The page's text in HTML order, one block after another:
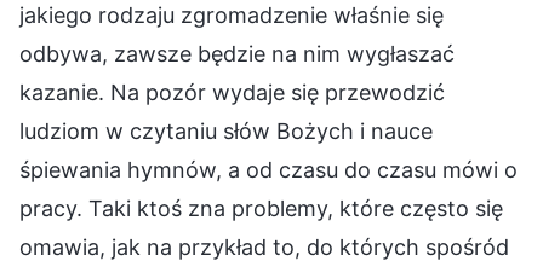
jakiego rodzaju zgromadzenie właśnie się
odbywa, zawsze będzie na nim wygłaszać
kazanie. Na pozór wydaje się przewodzić
ludziom w czytaniu słów Bożych i nauce
śpiewania hymnów, a od czasu do czasu mówi o
pracy. Taki ktoś zna problemy, które często się
omawia, jak na przykład to, do których spośród